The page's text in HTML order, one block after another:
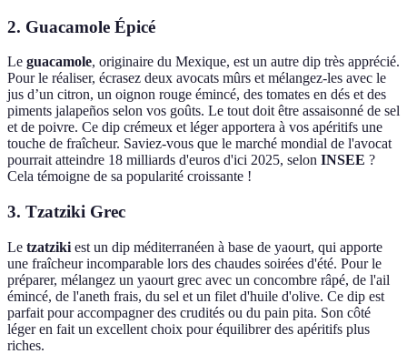
2. Guacamole Épicé
Le guacamole, originaire du Mexique, est un autre dip très apprécié.
Pour le réaliser, écrasez deux avocats mûrs et mélangez-les avec le
jus d’un citron, un oignon rouge émincé, des tomates en dés et des
piments jalapeños selon vos goûts. Le tout doit être assaisonné de sel
et de poivre. Ce dip crémeux et léger apportera à vos apéritifs une
touche de fraîcheur. Saviez-vous que le marché mondial de l'avocat
pourrait atteindre 18 milliards d'euros d'ici 2025, selon INSEE ?
Cela témoigne de sa popularité croissante !
3. Tzatziki Grec
Le tzatziki est un dip méditerranéen à base de yaourt, qui apporte
une fraîcheur incomparable lors des chaudes soirées d'été. Pour le
préparer, mélangez un yaourt grec avec un concombre râpé, de l'ail
émincé, de l'aneth frais, du sel et un filet d'huile d'olive. Ce dip est
parfait pour accompagner des crudités ou du pain pita. Son côté
léger en fait un excellent choix pour équilibrer des apéritifs plus
riches.